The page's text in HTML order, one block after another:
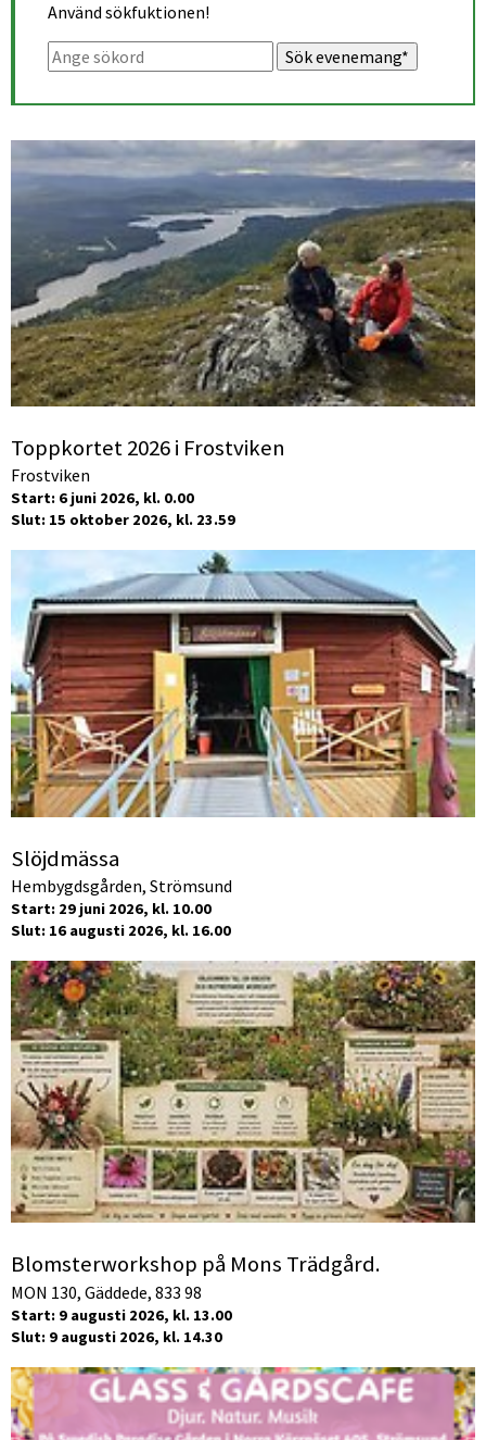
Använd sökfuktionen!
Sök. Sökförslagen presenteras under sökrutan
Toppkortet 2026 i Frostviken
Frostviken
Start: 6 juni 2026, kl. 0.00
Slut: 15 oktober 2026, kl. 23.59
Slöjdmässa
Hembygdsgården, Strömsund
Start: 29 juni 2026, kl. 10.00
Slut: 16 augusti 2026, kl. 16.00
Blomsterworkshop på Mons Trädgård.
MON 130, Gäddede, 833 98
Start: 9 augusti 2026, kl. 13.00
Slut: 9 augusti 2026, kl. 14.30